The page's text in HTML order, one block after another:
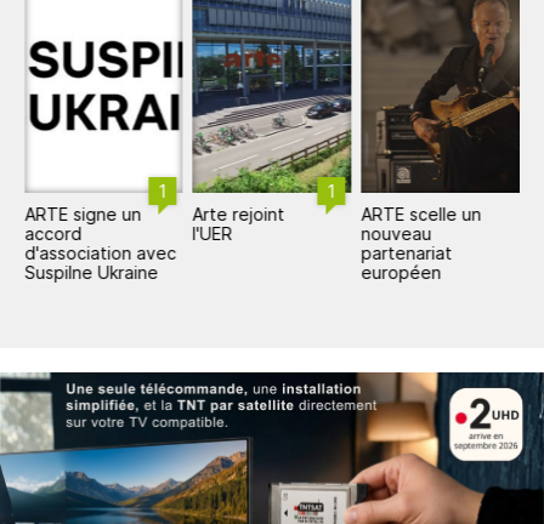
1
ARTE signe un
accord
d'association avec
Suspilne Ukraine
1
Arte rejoint
l'UER
ARTE scelle un
nouveau
partenariat
européen